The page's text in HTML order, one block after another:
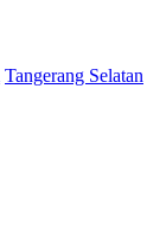
Tangerang Selatan